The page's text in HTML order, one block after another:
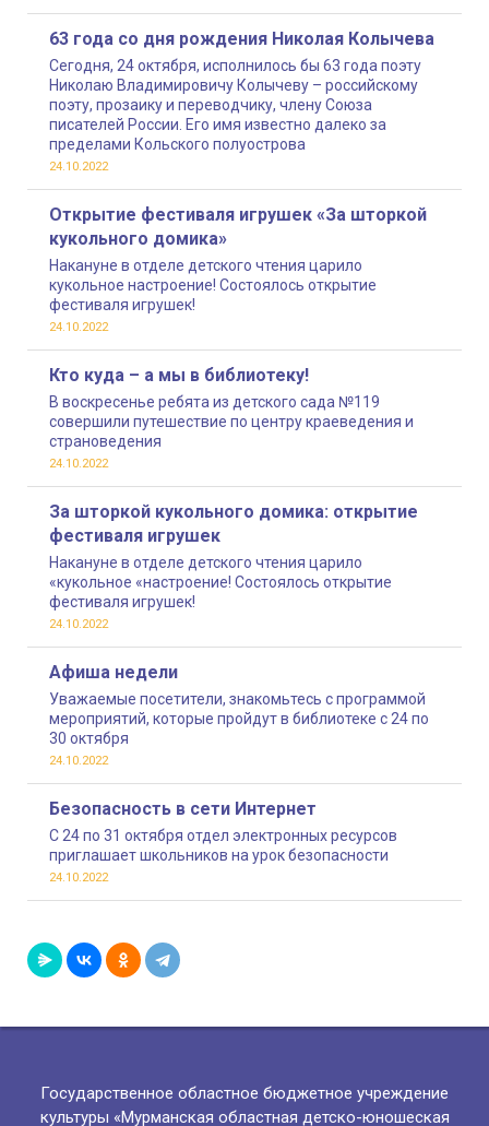
63 года со дня рождения Николая Колычева
Сегодня, 24 октября, исполнилось бы 63 года поэту
Николаю Владимировичу Колычеву – российскому
поэту, прозаику и переводчику, члену Союза
писателей России. Его имя известно далеко за
пределами Кольского полуострова
24.10.2022
Открытие фестиваля игрушек «За шторкой
кукольного домика»
Накануне в отделе детского чтения царило
кукольное настроение! Состоялось открытие
фестиваля игрушек!
24.10.2022
Кто куда – а мы в библиотеку!
В воскресенье ребята из детского сада №119
совершили путешествие по центру краеведения и
страноведения
24.10.2022
За шторкой кукольного домика: открытие
фестиваля игрушек
Накануне в отделе детского чтения царило
«кукольное «настроение! Состоялось открытие
фестиваля игрушек!
24.10.2022
Афиша недели
Уважаемые посетители, знакомьтесь с программой
мероприятий, которые пройдут в библиотеке с 24 по
30 октября
24.10.2022
Безопасность в сети Интернет
С 24 по 31 октября отдел электронных ресурсов
приглашает школьников на урок безопасности
24.10.2022
Государственное областное бюджетное учреждение
культуры «Мурманская областная детско-юношеская